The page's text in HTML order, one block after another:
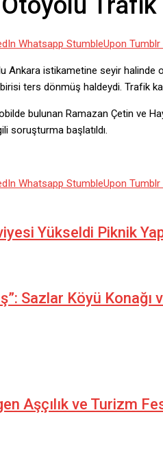
Whatsapp StumbleUpon Tumblr
Ankara istikametine seyir
ters dönmüş haldeydi. Trafik
bulunan Ramazan Çetin ve
soruşturma başlatıldı.
Whatsapp StumbleUpon Tumblr
Yükseldi Piknik
Sazlar Köyü Konağı
Aşçılık ve Turizm